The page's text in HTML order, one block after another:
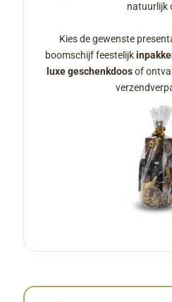
natuurlijk
Kies de gewenste
boomschijf feestelijk
luxe geschenkdoosof